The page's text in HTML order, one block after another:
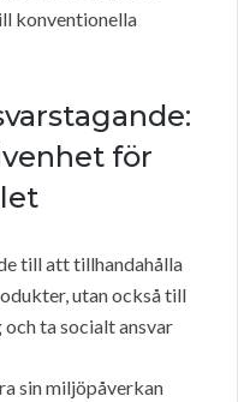
konventionella
för
till att tillhandahålla
utan också till
ta socialt ansvar
sin miljöpåverkan